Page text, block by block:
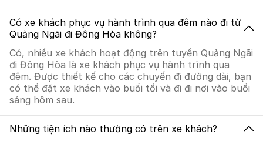
Có xe khách phục vụ hành trình qua đêm nào đi từ
Quảng Ngãi đi Đông Hòa không?
Có, nhiều xe khách hoạt động trên tuyến Quảng Ngãi
đi Đông Hòa là xe khách phục vụ hành trình qua
đêm. Được thiết kế cho các chuyến đi đường dài, bạn
có thể đặt xe khách vào buổi tối và đi đi nơi vào buổi
sáng hôm sau.
Những tiện ích nào thường có trên xe khách?